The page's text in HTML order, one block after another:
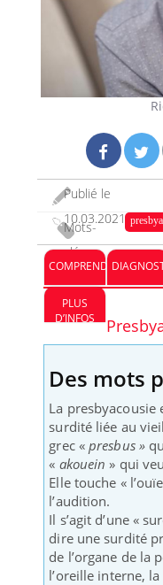
Publié le
10.03.2021
Mots-
clés :
COMPRENDRE
PLUS
D’INFOS
Des mots
La presbyacousie
surdité liée au
grec «presbus »
« akouein » qui
Elle touche «
l’audition.
Il s’agit d’une «
dire une surdité
de l’organe de la
l’oreille interne, la